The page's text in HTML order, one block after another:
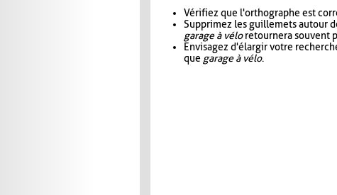
Vérifiez que l'orthographe est
Supprimez les guillemets autour
garage à véloretournera souvent
Envisagez d'élargir votre
que garage à vélo.